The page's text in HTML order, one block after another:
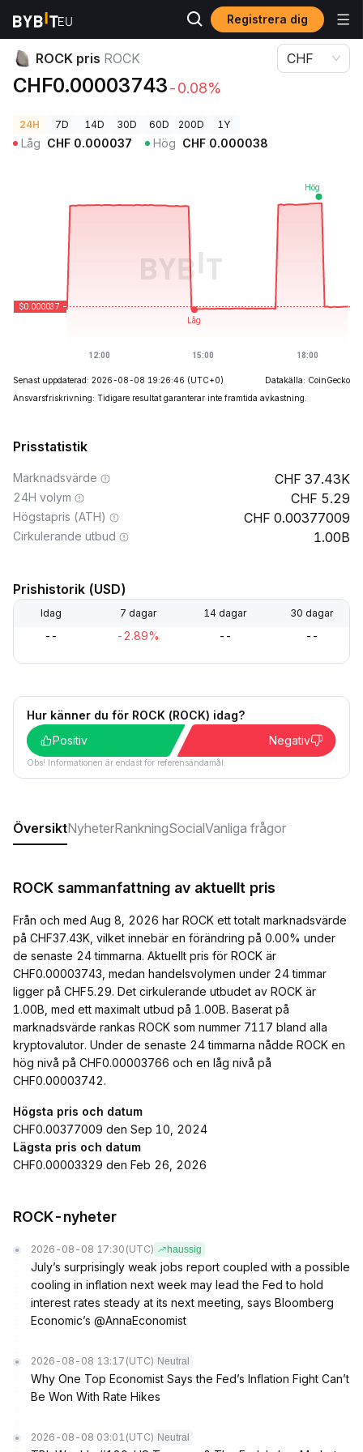
Registrera dig
Kryptopriser
ROCK pris ROCK
CHF0.00003743-0.08%
CHF
24H 7D 14D 30D 60D 200D 1Y
Låg CHF 0.000037 Hög CHF 0.000038
Senast uppdaterad: 2026-08-08 19:26:46 (UTC+0)
Datakälla: CoinGecko
Ansvarsfriskrivning: Tidigare resultat garanterar inte framtida avkastning.
Prisstatistik
Marknadsvärde 37.43K
24H volym 5.29
Högstapris (ATH) 0.00377009
Cirkulerande utbud 1.00B
Prishistorik (USD)
Idag 7 dagar 14 dagar 30 dagar
-- -2.89% -- --
Hur känner du för ROCK (ROCK) idag?
Positiv
Negativ
Obs! Informationen är endast för referensändamål.
ÖversiktNyheterRankningSocialVanliga frågor
ROCK sammanfattning av aktuellt pris
Från och med Aug 8, 2026 har ROCK ett totalt marknadsvärde
på CHF37.43K, vilket innebär en förändring på 0.00% under
de senaste 24 timmarna. Aktuellt pris för ROCK är
CHF0.00003743, medan handelsvolymen under 24 timmar
ligger på CHF5.29. Det cirkulerande utbudet av ROCK är
1.00B, med ett maximalt utbud på 1.00B. Baserat på
marknadsvärde rankas ROCK som nummer 7117 bland alla
kryptovalutor. Under de senaste 24 timmarna nådde ROCK en
hög nivå på CHF0.00003766 och en låg nivå på
CHF0.00003742.
Högsta pris och datum
CHF0.00377009 den Sep 10, 2024
Lägsta pris och datum
CHF0.00003329 den Feb 26, 2026
ROCK-nyheter
2026-08-08 17:30 (UTC) haussig
July’s surprisingly weak jobs report coupled with a possible
cooling in inflation next week may lead the Fed to hold
interest rates steady at its next meeting, says Bloomberg
Economic’s @AnnaEconomist
2026-08-08 13:17 (UTC) Neutral
Why One Top Economist Says the Fed’s Inflation Fight Can’t
Be Won With Rate Hikes
2026-08-08 03:01 (UTC) Neutral